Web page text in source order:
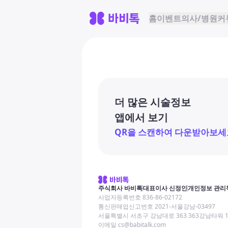
홈이벤트의사/병원커
더 많은 시술정보
앱에서 보기
QR을 스캔하여 다운받아보세
주식회사 바비톡대표이사 신정인개인정보 관리
사업자등록번호 836-86-02172
통신판매업신고번호 2021-서울강남-03497
서울특별시 서초구 강남대로 363 363강남타워
이메일 cs@babitalk.com